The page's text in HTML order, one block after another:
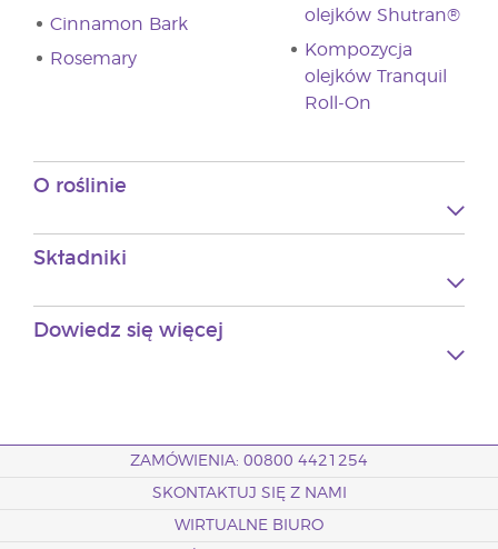
Cinnamon Bark
Rosemary
olejków Shutran®
Kompozycja
olejków Tranquil
Roll-On
O roślinie
Składniki
Dowiedz się więcej
ZAMÓWIENIA: 00800 4421254
SKONTAKTUJ SIĘ Z NAMI
WIRTUALNE BIURO